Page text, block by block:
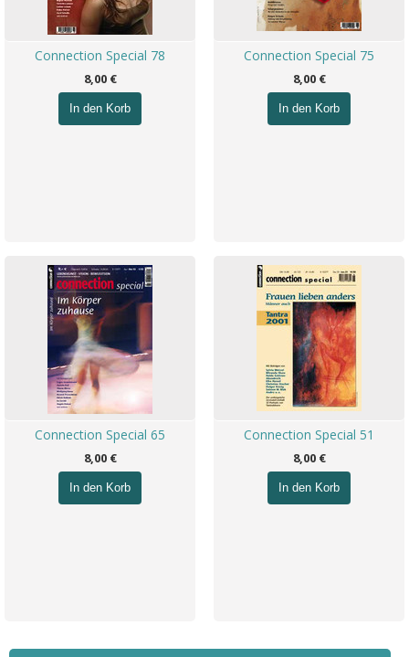
Connection Special 78
8,00 €
In den Korb
Connection Special 75
8,00 €
In den Korb
Connection Special 65
8,00 €
In den Korb
Connection Special 51
8,00 €
In den Korb